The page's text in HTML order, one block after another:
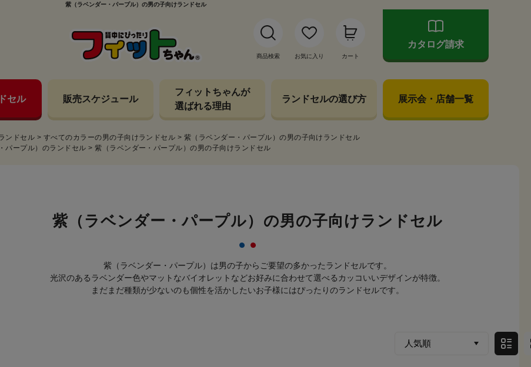
紫（ラベンダー・パープル）の男の子向けランドセル
商品検索 お気に入り カート
カタログ請求
セル 販売スケジュール
フィットちゃんが
選ばれる理由
ランドセルの選び方 展示会・店舗一覧
ンドセル > すべてのカラーの男の子向けランドセル > 紫（ラベンダー・パープル）の男の子向けランドセル
パープル）のランドセル >紫（ラベンダー・パープル）の男の子向けランドセル
紫（ラベンダー・パープル）の男の子向けランドセル
紫（ラベンダー・パープル）は男の子からご要望の多かったランドセルです。
光沢のあるラベンダー色やマットなバイオレットなどお好みに合わせて選べるカッコいいデザインが特徴。
まだまだ種類が少ないのも個性を活かしたいお子様にはぴったりのランドセルです。